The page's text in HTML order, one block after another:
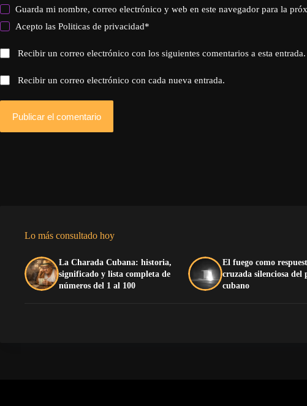
Guarda mi nombre, correo electrónico y web en este navegador para la
Acepto lasPoliticas de privacidad*
Recibir un correo electrónico con los siguientes comentarios a esta entrada.
Recibir un correo electrónico con cada nueva entrada.
Publicar el comentario
Lo más consultado hoy
La Charada Cubana: historia,
significado y lista completa de
números del 1 al 100
El fuego como
cruzada silenciosa del
cubano